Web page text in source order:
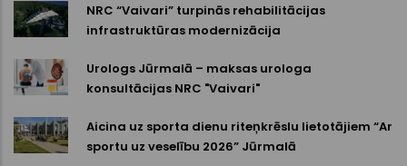
NRC “Vaivari” turpinās rehabilitācijas
infrastruktūras modernizācija
Urologs Jūrmalā – maksas urologa
konsultācijas NRC "Vaivari"
Aicina uz sporta dienu riteņkrēslu lietotājiem “Ar
sportu uz veselību 2026” Jūrmalā